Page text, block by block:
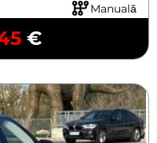
Manuală
€